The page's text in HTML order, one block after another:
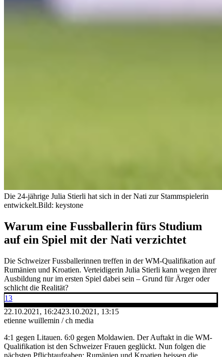
Die 24-jährige Julia Stierli hat sich in der Nati zur Stammspielerin
entwickelt.Bild: keystone
Warum eine Fussballerin fürs Studium
auf ein Spiel mit der Nati verzichtet
Die Schweizer Fussballerinnen treffen in der WM-Qualifikation auf
Rumänien und Kroatien. Verteidigerin Julia Stierli kann wegen ihrer
Ausbildung nur im ersten Spiel dabei sein – Grund für Ärger oder
schlicht die Realität?
13
22.10.2021, 16:2423.10.2021, 13:15
etienne wuillemin / ch media
4:1 gegen Litauen. 6:0 gegen Moldawien. Der Auftakt in die WM-
Qualifikation ist den Schweizer Frauen geglückt. Nun folgen die
nächsten Pflichtaufgaben: Rumänien und Kroatien heissen die